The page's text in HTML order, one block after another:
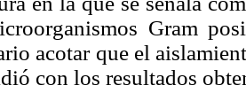
Gram
acotar que el
con los resultados